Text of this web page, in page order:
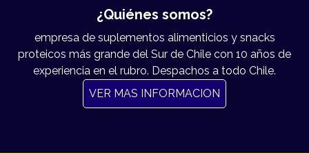
¿Quiénes somos?
empresa de suplementos alimenticios y snacks
proteicos más grande del Sur de Chile con 10 años de
experiencia en el rubro. Despachos a todo Chile.
VER MAS INFORMACION